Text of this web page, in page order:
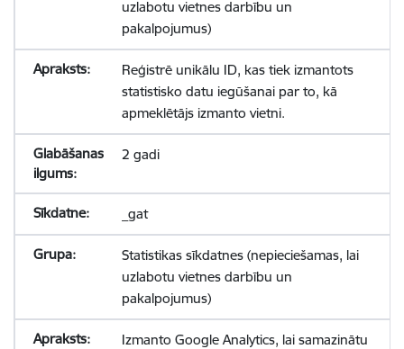
uzlabotu vietnes darbību un
pakalpojumus)
Reģistrē unikālu ID, kas tiek izmantots
statistisko datu iegūšanai par to, kā
apmeklētājs izmanto vietni.
2 gadi
_gat
Statistikas sīkdatnes (nepieciešamas, lai
uzlabotu vietnes darbību un
pakalpojumus)
Izmanto Google Analytics, lai samazinātu